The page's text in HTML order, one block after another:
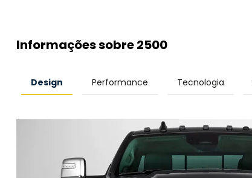
Informações sobre 2500
Design Performance Tecnologia